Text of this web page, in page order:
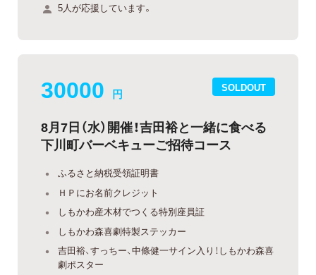
5人が応援しています。
SOLDOUT
30000 円
8月7日（水）開催！吉田裕と一緒に食べる
下川町バーベキューご招待コース
ふるさと納税受領証明書
ＨＰにお名前クレジット
しもかわ産木材でつくる特別座員証
しもかわ森喜劇特製ステッカー
吉田裕、すっちー、中條健一サイン入り！しもかわ森喜
劇ポスター